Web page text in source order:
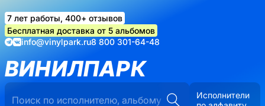
7 лет работы, 400+ отзывов
Бесплатная доставка от 5 альбомов
info@vinylpark.ru8 800 301-64-48
ВИНИЛПАРК
Исполнители